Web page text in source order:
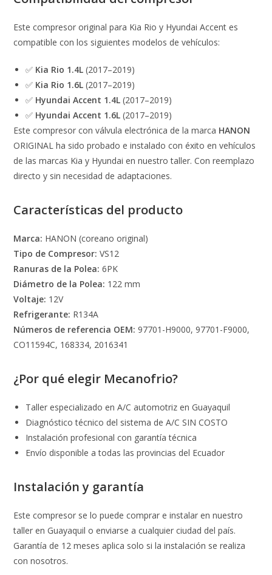
Este compresor original para Kia Rio y Hyundai Accent es
compatible con los siguientes modelos de vehículos:
✅ Kia Rio 1.4L (2017–2019)
✅ Kia Rio 1.6L (2017–2019)
✅ Hyundai Accent 1.4L (2017–2019)
✅ Hyundai Accent 1.6L (2017–2019)
Este compresor con válvula electrónica de la marca HANON
ORIGINAL ha sido probado e instalado con éxito en vehículos
de las marcas Kia y Hyundai en nuestro taller. Con reemplazo
directo y sin necesidad de adaptaciones.
Características del producto
Marca: HANON (coreano original)
Tipo de Compresor: VS12
Ranuras de la Polea: 6PK
Diámetro de la Polea: 122 mm
Voltaje: 12V
Refrigerante: R134A
Números de referencia OEM: 97701-H9000, 97701-F9000,
CO11594C, 168334, 2016341
¿Por qué elegir Mecanofrio?
Taller especializado en A/C automotriz en Guayaquil
Diagnóstico técnico del sistema de A/C SIN COSTO
Instalación profesional con garantía técnica
Envío disponible a todas las provincias del Ecuador
Instalación y garantía
Este compresor se lo puede comprar e instalar en nuestro
taller en Guayaquil o enviarse a cualquier ciudad del país.
Garantía de 12 meses aplica solo si la instalación se realiza
con nosotros.